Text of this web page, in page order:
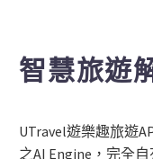
智慧旅遊
UTravel遊樂趣旅遊
之AI Engine，完全